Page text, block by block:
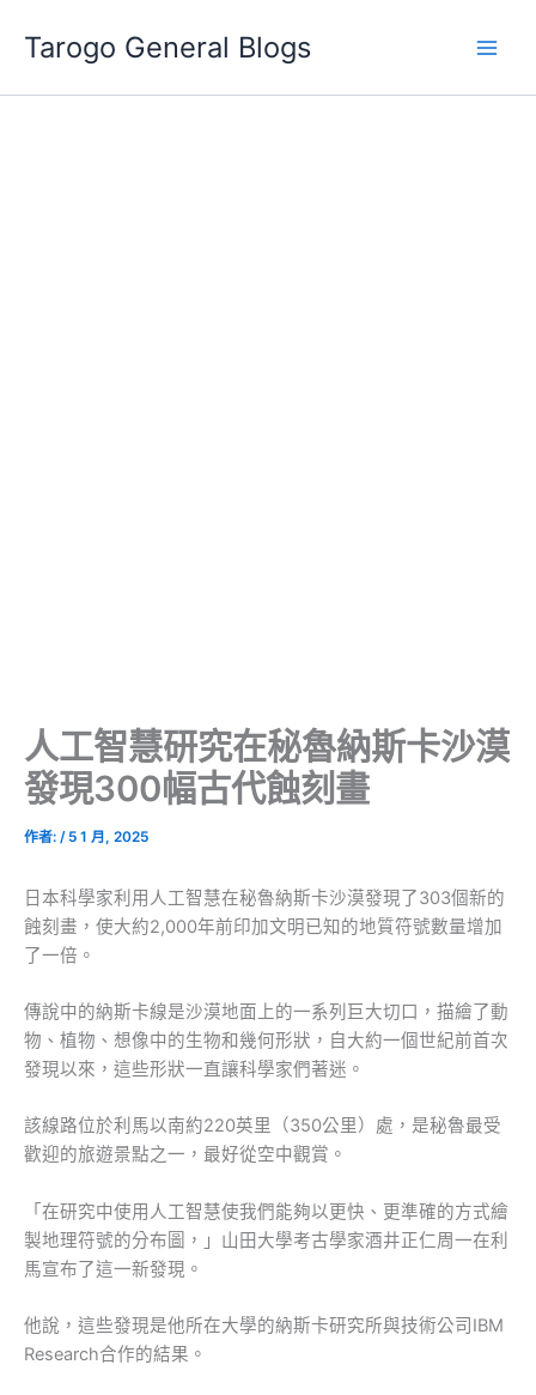
要
Tarogo General Blogs
人工智慧研究在秘魯納斯卡沙漠
發現300幅古代蝕刻畫
作者: / 5 1 月, 2025
日本科學家利用人工智慧在秘魯納斯卡沙漠發現了303個新的
蝕刻畫，使大約2,000年前印加文明已知的地質符號數量增加
了一倍。
傳說中的納斯卡線是沙漠地面上的一系列巨大切口，描繪了動
物、植物、想像中的生物和幾何形狀，自大約一個世紀前首次
發現以來，這些形狀一直讓科學家們著迷。
該線路位於利馬以南約220英里（350公里）處，是秘魯最受
歡迎的旅遊景點之一，最好從空中觀賞。
「在研究中使用人工智慧使我們能夠以更快、更準確的方式繪
製地理符號的分布圖，」山田大學考古學家酒井正仁周一在利
馬宣布了這一新發現。
他說，這些發現是他所在大學的納斯卡研究所與技術公司IBM
Research合作的結果。